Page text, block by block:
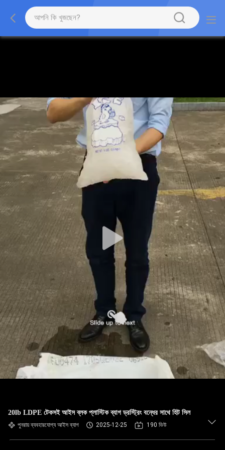
20lb LDPE টেকসই আইস ব্লক প্লাস্টিক ব্যাগ ড্রস্ট্রিং বন্ধের সাথে হিট সিল
পুনরায় ব্যবহারযোগ্য আইস ব্যাগ 2025-12-25 190 ভিউ